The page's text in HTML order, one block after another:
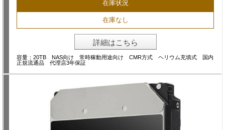
在庫状況
在庫なし
詳細はこちら
容量：20TB NAS向け 常時稼動用途向け CMR方式 ヘリウム充填式 国内
正規流通品 代理店3年保証